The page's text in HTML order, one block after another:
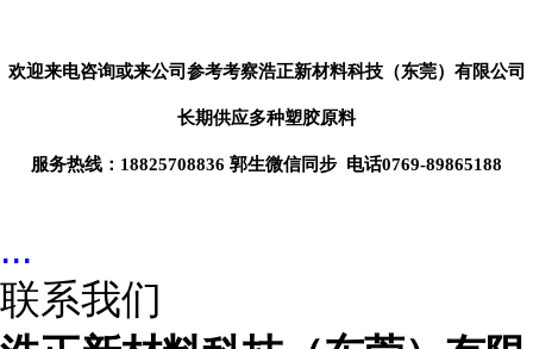
欢迎来电咨询或来公司参考考察浩正新材料科技（东莞） 有限公司
长期供应多种塑胶原料
服务热线：18825708836 郭生微信同步 电话0769-89865188
...
联系我们